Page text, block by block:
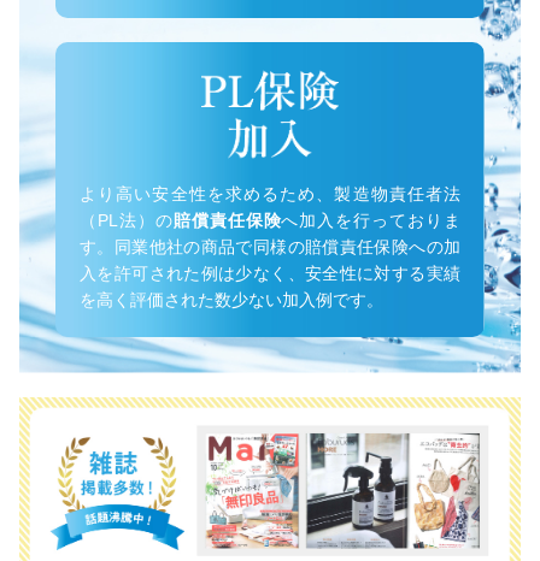
より高い安全性を求めるため、製造物責任者法
（PL法）の賠償責任保険へ加入を行っておりま
す。同業他社の商品で同様の賠償責任保険への加
入を許可された例は少なく、安全性に対する実績
を高く評価された数少ない加入例です。